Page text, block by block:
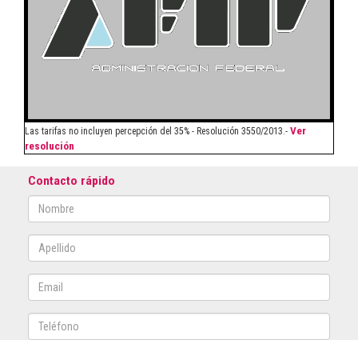
Las tarifas no incluyen percepción del 35% - Resolución 3550/2013.- Ver
resolución
Contacto rápido